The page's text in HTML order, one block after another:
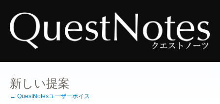
ン
テ
ン
ツ
新しい提案
← QuestNotesユーザーボイス